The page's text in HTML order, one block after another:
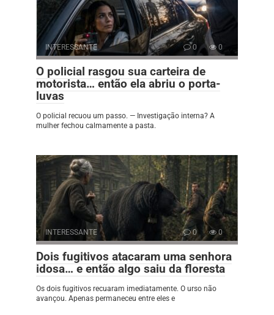
INTERESSANTE 0 0
O policial rasgou sua carteira de
motorista… então ela abriu o porta-
luvas
O policial recuou um passo. — Investigação interna? A
mulher fechou calmamente a pasta.
INTERESSANTE 0 0
Dois fugitivos atacaram uma senhora
idosa… e então algo saiu da floresta
Os dois fugitivos recuaram imediatamente. O urso não
avançou. Apenas permaneceu entre eles e